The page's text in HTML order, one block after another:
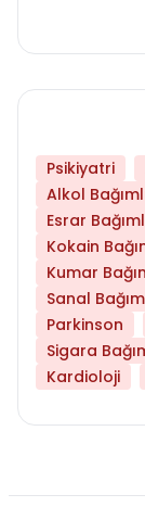
Psikiyatri
Alkol
Esrar
Kokain
Kumar
Sanal
Parkinson
Sigara
Kardioloji